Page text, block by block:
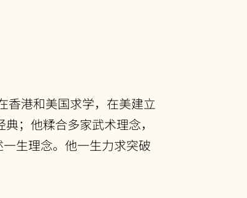
香港和美国求学，在美建立
；他糅合多家武术理念，
生理念。他一生力求突破